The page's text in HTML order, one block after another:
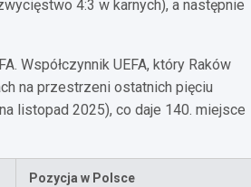
4:3 w karnych), a następnie
Współczynnik UEFA, który Raków
na przestrzeni ostatnich pięciu
listopad 2025), co daje 140. miejsce
Pozycja w Polsce